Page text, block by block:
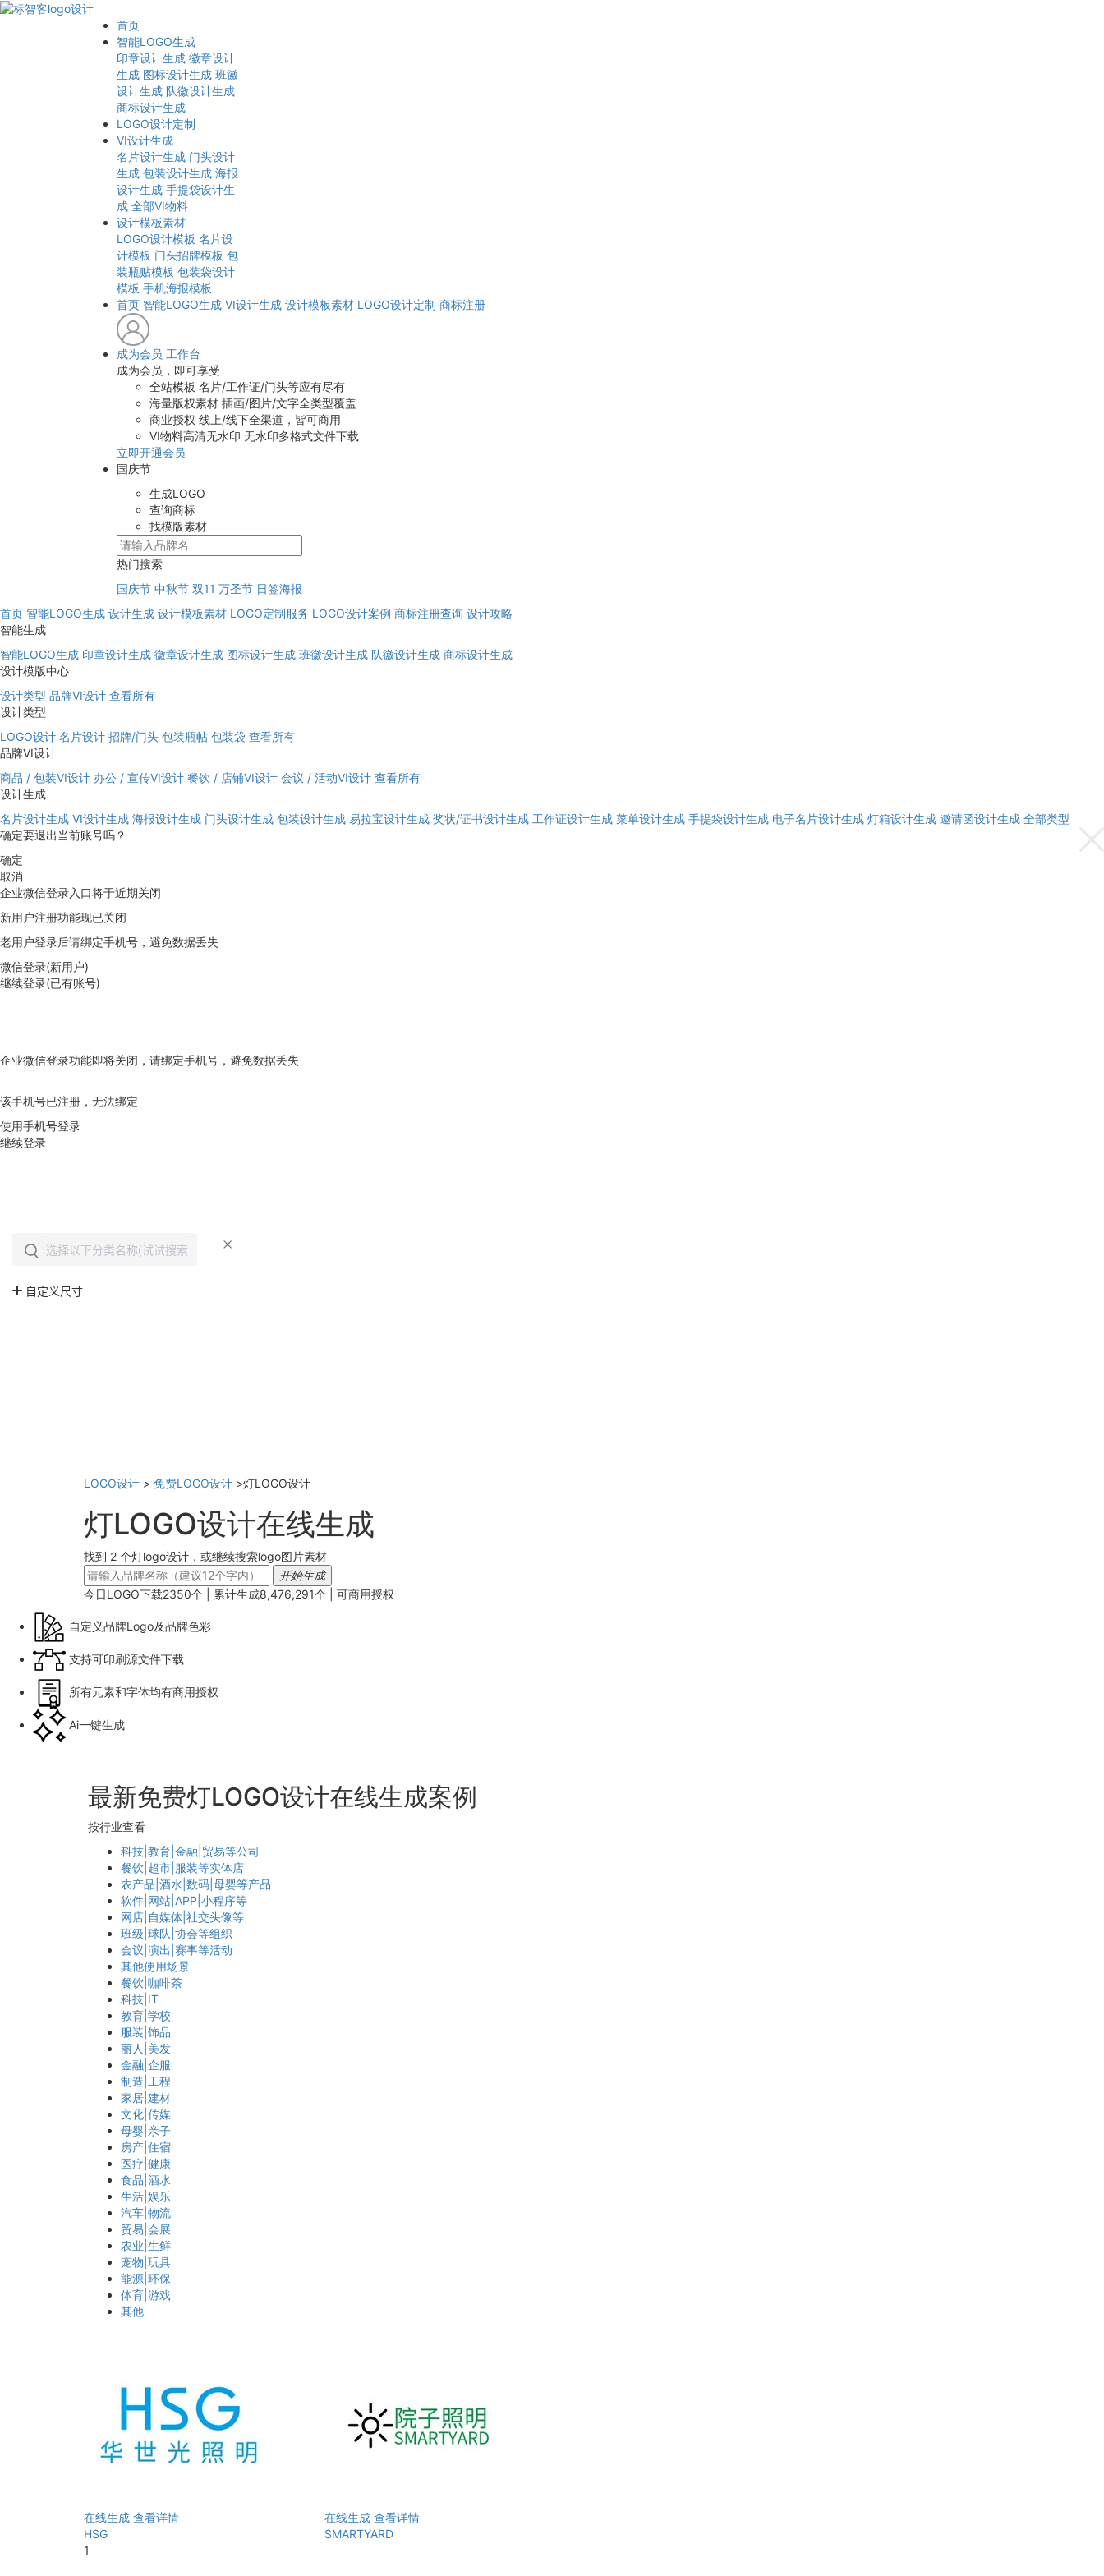
首页
智能LOGO生成
印章设计生成 徽章设计
生成 图标设计生成 班徽
设计生成 队徽设计生成
商标设计生成
LOGO设计定制
VI设计生成
名片设计生成 门头设计
生成 包装设计生成 海报
设计生成 手提袋设计生
成 全部VI物料
设计模板素材
LOGO设计模板 名片设
计模板 门头招牌模板 包
装瓶贴模板 包装袋设计
模板 手机海报模板
首页 智能LOGO生成 VI设计生成 设计模板素材 LOGO设计定制 商标注册
成为会员 工作台
成为会员，即可享受
全站模板 名片/工作证/门头等应有尽有
海量版权素材 插画/图片/文字全类型覆盖
商业授权 线上/线下全渠道，皆可商用
VI物料高清无水印 无水印多格式文件下载
立即开通会员
国庆节
生成LOGO
查询商标
找模版素材
热门搜索
国庆节 中秋节 双11 万圣节 日签海报
首页 智能LOGO生成 设计生成 设计模板素材 LOGO定制服务 LOGO设计案例 商标注册查询 设计攻略
智能生成
智能LOGO生成 印章设计生成 徽章设计生成 图标设计生成 班徽设计生成 队徽设计生成 商标设计生成
设计模版中心
设计类型 品牌VI设计 查看所有
设计类型
LOGO设计 名片设计 招牌/门头 包装瓶帖 包装袋 查看所有
品牌VI设计
商品 / 包装VI设计 办公 / 宣传VI设计 餐饮 / 店铺VI设计 会议 / 活动VI设计 查看所有
设计生成
名片设计生成 VI设计生成 海报设计生成 门头设计生成 包装设计生成 易拉宝设计生成 奖状/证书设计生成 工作证设计生成 菜单设计生成 手提袋设计生成 电子名片设计生成 灯箱设计生成 邀请函设计生成 全部类型
确定要退出当前账号吗？
确定
取消
企业微信登录入口将于近期关闭
新用户注册功能现已关闭
老用户登录后请绑定手机号，避免数据丢失
微信登录(新用户)
继续登录(已有账号)
企业微信登录功能即将关闭，请绑定手机号，避免数据丢失
该手机号已注册，无法绑定
使用手机号登录
继续登录
LOGO设计 > 免费LOGO设计 >灯LOGO设计
灯LOGO设计在线生成
找到 2 个灯logo设计，或继续搜索logo图片素材
开始生成
今日LOGO下载2350个 | 累计生成8,476,291个 | 可商用授权
自定义品牌Logo及品牌色彩
支持可印刷源文件下载
所有元素和字体均有商用授权
Ai一键生成
最新免费灯LOGO设计在线生成案例
按行业查看
科技|教育|金融|贸易等公司
餐饮|超市|服装等实体店
农产品|酒水|数码|母婴等产品
软件|网站|APP|小程序等
网店|自媒体|社交头像等
班级|球队|协会等组织
会议|演出|赛事等活动
其他使用场景
餐饮|咖啡茶
科技|IT
教育|学校
服装|饰品
丽人|美发
金融|企服
制造|工程
家居|建材
文化|传媒
母婴|亲子
房产|住宿
医疗|健康
食品|酒水
生活|娱乐
汽车|物流
贸易|会展
农业|生鲜
宠物|玩具
能源|环保
体育|游戏
其他
在线生成 查看详情
HSG
在线生成 查看详情
SMARTYARD
1